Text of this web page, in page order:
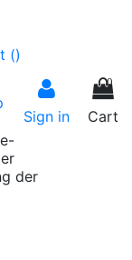
()
Sign in
0
Cart
der